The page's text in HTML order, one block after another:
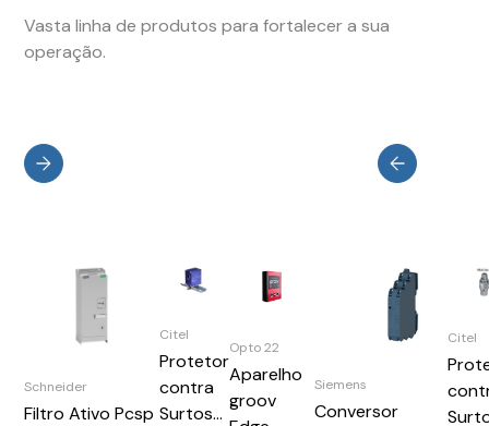
Vasta linha de produtos para fortalecer a sua
operação.
Schneider
Filtro Ativo Pcsp
Citel
Protetor
contra
Surtos
Opto 22
Aparelho
groov
Siemens
Conversor
Citel